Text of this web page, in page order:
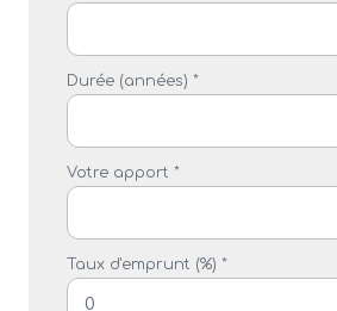
Durée (années) *
Votre apport *
Taux d'emprunt (%) *